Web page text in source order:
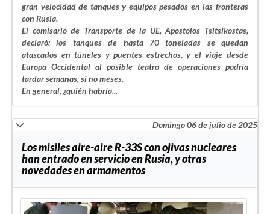
gran velocidad de tanques y equipos pesados en las fronteras
con Rusia.
El comisario de Transporte de la UE, Apostolos Tsitsikostas,
declaró: los tanques de hasta 70 toneladas se quedan
atascados en túneles y puentes estrechos, y el viaje desde
Europa Occidental al posible teatro de operaciones podría
tardar semanas, si no meses.
En general, ¿quién habría...
Domingo 06 de julio de 2025
Los misiles aire-aire R-33S con ojivas nucleares
han entrado en servicio en Rusia, y otras
novedades en armamentos